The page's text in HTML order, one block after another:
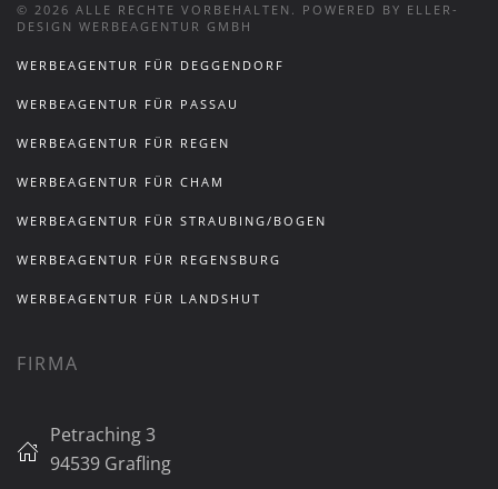
© 2026 ALLE RECHTE VORBEHALTEN. POWERED BY ELLER-
DESIGN WERBEAGENTUR GMBH
WERBEAGENTUR FÜR DEGGENDORF
WERBEAGENTUR FÜR PASSAU
WERBEAGENTUR FÜR REGEN
WERBEAGENTUR FÜR CHAM
WERBEAGENTUR FÜR STRAUBING/BOGEN
WERBEAGENTUR FÜR REGENSBURG
WERBEAGENTUR FÜR LANDSHUT
FIRMA
Petraching 3
94539 Grafling